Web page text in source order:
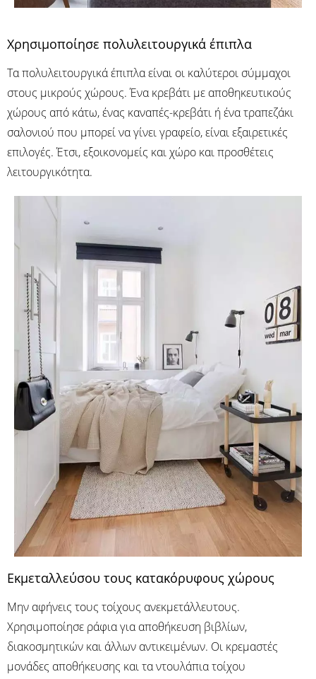
Χρησιμοποίησε πολυλειτουργικά έπιπλα
Τα πολυλειτουργικά έπιπλα είναι οι καλύτεροι σύμμαχοι
στους μικρούς χώρους. Ένα κρεβάτι με αποθηκευτικούς
χώρους από κάτω, ένας καναπές-κρεβάτι ή ένα τραπεζάκι
σαλονιού που μπορεί να γίνει γραφείο, είναι εξαιρετικές
επιλογές. Έτσι, εξοικονομείς και χώρο και προσθέτεις
λειτουργικότητα.
Εκμεταλλεύσου τους κατακόρυφους χώρους
Μην αφήνεις τους τοίχους ανεκμετάλλευτους.
Χρησιμοποίησε ράφια για αποθήκευση βιβλίων,
διακοσμητικών και άλλων αντικειμένων. Οι κρεμαστές
μονάδες αποθήκευσης και τα ντουλάπια τοίχου